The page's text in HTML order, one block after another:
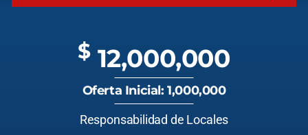
$ 12,000,000
Oferta Inicial: 1,000,000
Responsabilidad de Locales